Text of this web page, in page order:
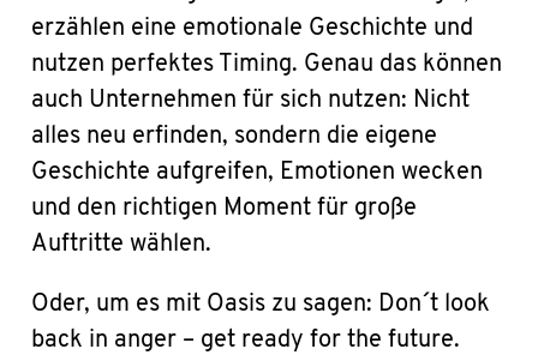
erzählen eine emotionale Geschichte und
nutzen perfektes Timing. Genau das können
auch Unternehmen für sich nutzen: Nicht
alles neu erfinden, sondern die eigene
Geschichte aufgreifen, Emotionen wecken
und den richtigen Moment für große
Auftritte wählen.
Oder, um es mit Oasis zu sagen: Don´t look
back in anger – get ready for the future.